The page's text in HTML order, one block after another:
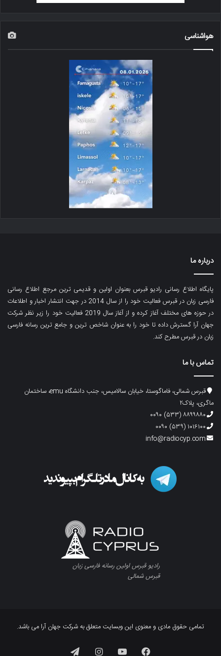
هواشناسی
درباره ما
پایگاه اطلاع رسانی رادیو قبرس بعنوان اولین و قدیمی ترین مرجع اطلاع رسانی
فارسی زبان در قبرس فعالیت خود را از سال 2014 در جهت انتشار اخبار و اطلاعات
در حوزه های مختلف آغاز کرده و از آغاز سال 2019 فعالیت خود را زیر نظر شرکت
جهان آرا گسترش داده تا خود را به عنوان شاخص ترین و جامع ترین رسانه فارسی
زبان در قبرس مطرح کند.
تماس با ما
قبرس شمالی، فاماگوستا، خیابان سالامیس، جنب دانشگاه emu، ساختمان
ماگری، پلاک۲
۸۸۹۹۸۸۰ (۵۳۳) ۰۰۹۰
۱۰۱۶۱۰۰ (۵۳۹) ۰۰۹۰
info@radiocyp.com
رادیو قبرس اولین رسانه فارسی زبان
قبرس شمالی
تمامی حقوق مادی و معنوی این وبسایت متعلق به شرکت جهان آرا می باشد.
فیسبوک یوتیوب اینستاگرام